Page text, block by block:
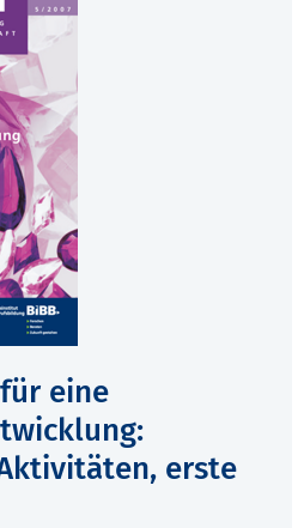
eine
erste